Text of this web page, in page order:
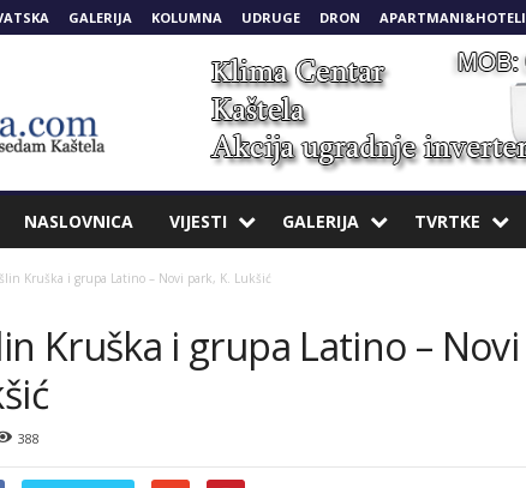
GALERIJA KOLUMNA UDRUGE DRON APARTMANI&HOTELI
NASLOVNICA VIJESTI GALERIJA TVRTKE
Kruška i grupa Latino – Novi park, K. Lukšić
Kruška i grupa Latino – Novi
388